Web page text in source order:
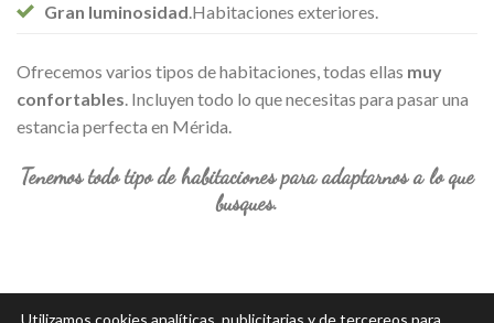
Gran luminosidad.Habitaciones exteriores.
Ofrecemos varios tipos de habitaciones, todas ellas muy
confortables. Incluyen todo lo que necesitas para pasar una
estancia perfecta en Mérida.
Tenemos todo tipo de habitaciones para adaptarnos a lo que
busques.
Utilizamos cookies analíticas, publicitarias y de tercereos para